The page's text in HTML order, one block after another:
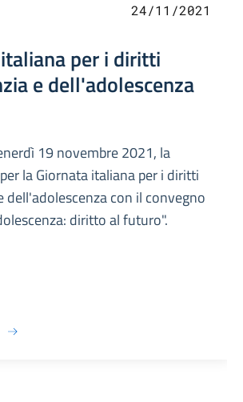
24/11/2021
per i diritti
e dell'adolescenza
19 novembre 2021, la
la Giornata italiana per i diritti
dell'adolescenza con il convegno
diritto al futuro".